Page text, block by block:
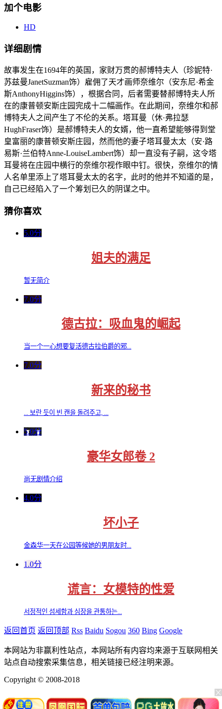
加个电影
HD
详细剧情
故事发生在1694年的英国，家财万贯的郝博特夫人（珍妮特·
苏兹曼JanetSuzman饰）雇佣了天才画师奈维尔（安东尼·希金
斯AnthonyHiggins饰），根据合同，后者需要替郝博特夫人所
在的康普顿安斯庄园完成十二幅画作。在此期间，奈维尔和郝
博特夫人之间产生了不伦的关系。塔耳曼（休·弗拉瑟
HughFraser饰）是郝博特夫人的女婿，他一直希望能够得到堂
皇富丽的康普顿安斯庄园，然而他的妻子塔耳曼太太（安·路
易斯·兰伯特Anne-LouiseLambert饰）却一直没有子嗣，这令塔
耳曼将在庄园中横行的奈维尔视作眼中钉。很快，奈维尔的情
人名单里添上了塔耳曼太太的名字，此时的他并不知道的是，
自己已经陷入了一个筹划已久的阴谋之中。
猜你喜欢
5.0分
姐夫的满足
暂无简介
7.0分
德古拉：吸血鬼的崛起
当一个一心想要复活德古拉伯爵的邪...
7.0分
新来的秘书
... 보란 듯이 빈 캔을 돌려주고, ...
5.0分
豪华女郎卷 2
尚无剧情介绍
4.0分
坏小子
金森华一天在公园等候她的男朋友时...
1.0分
谎言：女模特的性爱
서정적인 섬세함과 심장을 관통하는...
返回首页 返回顶部 Rss Baidu Sogou 360 Bing Google
本网站为非赢利性站点，本网站所有内容均来源于互联网相关
站点自动搜索采集信息，相关链接已经注明来源。
Copyright © 2008-2018